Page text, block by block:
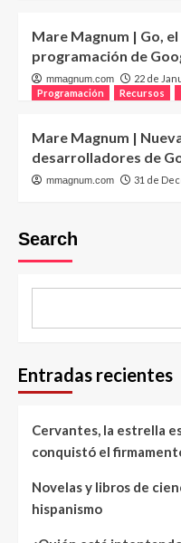
Mare Magnum | Go,
programación de
mmagnum.com
22 de
Programación
Recursos
Mare Magnum |
desarrolladores de
mmagnum.com 31 de
Search
Entradas recientes
Cervantes, la estrella
conquistó el
Novelas y libros de
hispanismo